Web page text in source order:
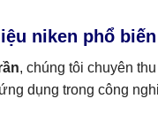
niken phổ
, chúng tôi chuyên
dụng trong công